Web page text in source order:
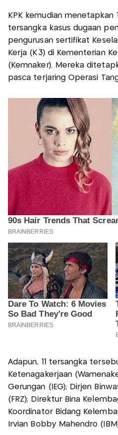
KPK kemudian menetapkan
tersangka kasus dugaan
pengurusan sertifikat
Kerja (K3) di Kementerian
(Kemnaker). Mereka
pasca terjaring Operasi
Adapun, 11 tersangka
Ketenagakerjaan
Gerungan (IEG); Dirjen
(FRZ); Direktur Bina
Koordinator Bidang
Irvian Bobby Mahendro